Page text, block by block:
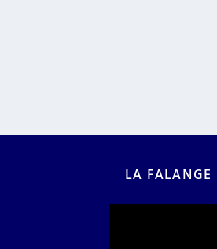
LA FALANGE